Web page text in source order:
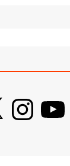
InstagramYouTube